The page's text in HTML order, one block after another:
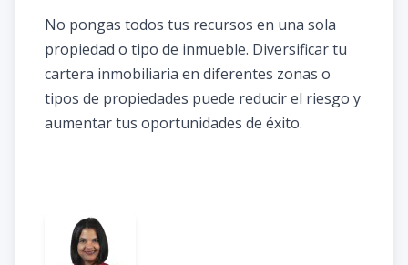
No pongas todos tus recursos en una sola
propiedad o tipo de inmueble. Diversificar tu
cartera inmobiliaria en diferentes zonas o
tipos de propiedades puede reducir el riesgo y
aumentar tus oportunidades de éxito.